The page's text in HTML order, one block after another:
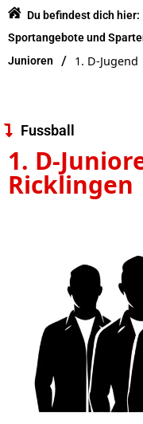
Du befindest dich hier:
Sportangebote und
Junioren / 1. D-Jugend
Fussball
1. D-
Ricklingen